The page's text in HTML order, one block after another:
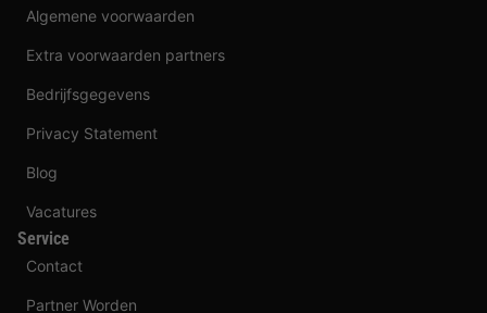
Algemene voorwaarden
Extra voorwaarden partners
Bedrijfsgegevens
Privacy Statement
Blog
Vacatures
Service
Contact
Partner Worden